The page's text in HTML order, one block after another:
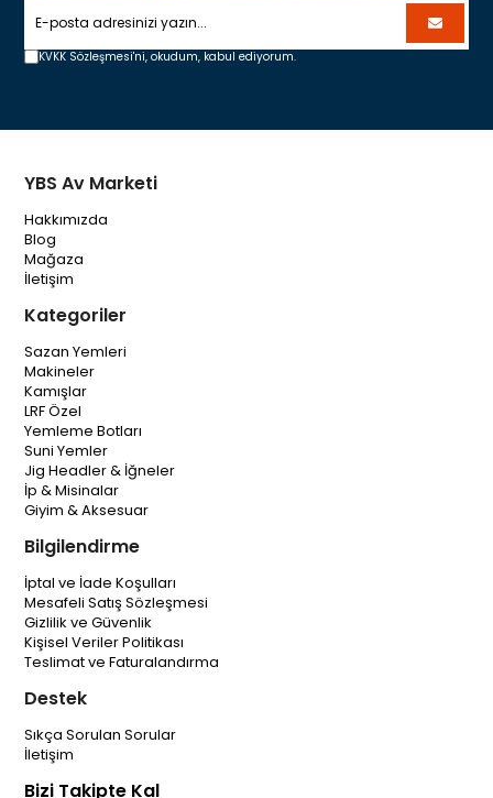
KVKK Sözleşmesi'ni, okudum, kabul ediyorum.
YBS Av Marketi
Hakkımızda
Blog
Mağaza
İletişim
Kategoriler
Sazan Yemleri
Makineler
Kamışlar
LRF Özel
Yemleme Botları
Suni Yemler
Jig Headler & İğneler
İp & Misinalar
Giyim & Aksesuar
Bilgilendirme
İptal ve İade Koşulları
Mesafeli Satış Sözleşmesi
Gizlilik ve Güvenlik
Kişisel Veriler Politikası
Teslimat ve Faturalandırma
Destek
Sıkça Sorulan Sorular
İletişim
Bizi Takipte Kal